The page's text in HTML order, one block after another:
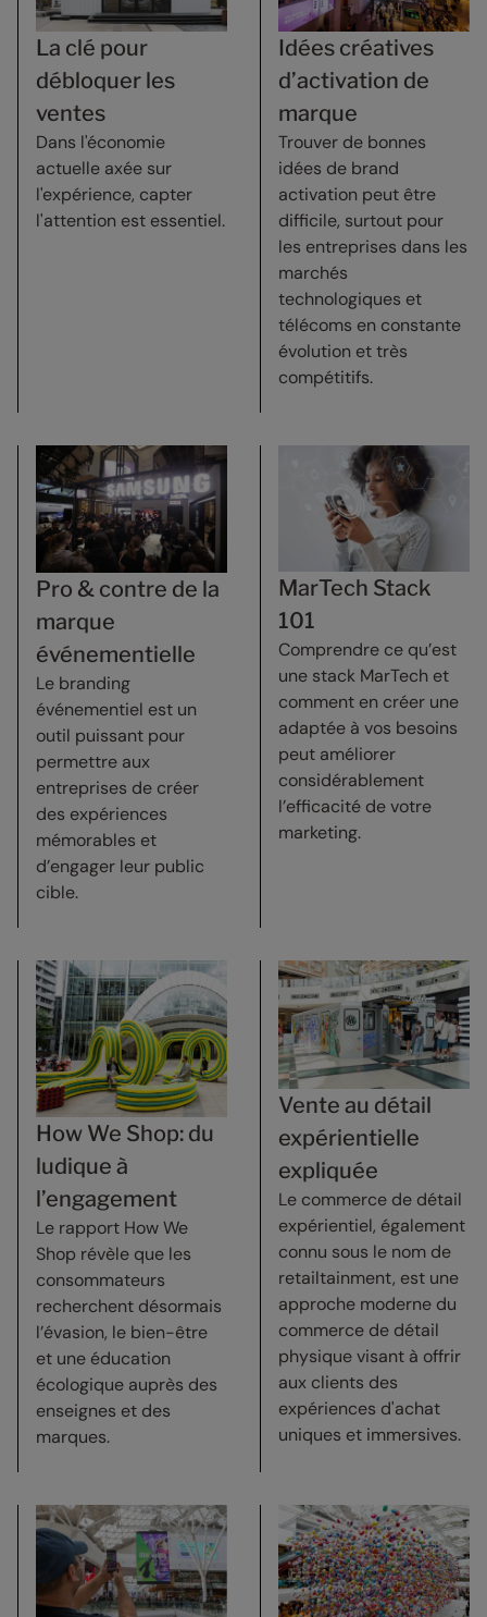
La clé pour
débloquer les
ventes
Dans l'économie
actuelle axée sur
l'expérience, capter
l'attention est essentiel.
Idées créatives
d’activation de
marque
Trouver de bonnes
idées de brand
activation peut être
difficile, surtout pour
les entreprises dans les
marchés
technologiques et
télécoms en constante
évolution et très
compétitifs.
Pro & contre de la
marque
événementielle
Le branding
événementiel est un
outil puissant pour
permettre aux
entreprises de créer
des expériences
mémorables et
d’engager leur public
cible.
MarTech Stack
101
Comprendre ce qu’est
une stack MarTech et
comment en créer une
adaptée à vos besoins
peut améliorer
considérablement
l’efficacité de votre
marketing.
How We Shop: du
ludique à
l’engagement
Le rapport How We
Shop révèle que les
consommateurs
recherchent désormais
l’évasion, le bien-être
et une éducation
écologique auprès des
enseignes et des
marques.
Vente au détail
expérientielle
expliquée
Le commerce de détail
expérientiel, également
connu sous le nom de
retailtainment, est une
approche moderne du
commerce de détail
physique visant à offrir
aux clients des
expériences d'achat
uniques et immersives.